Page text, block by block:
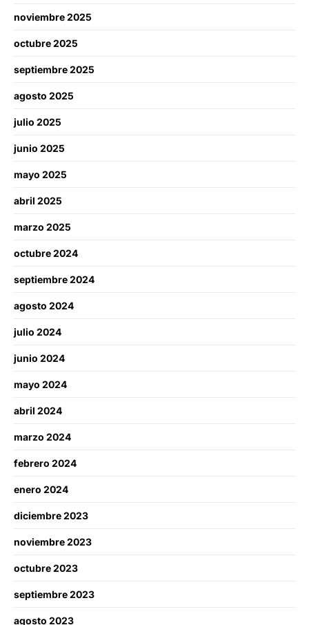
noviembre 2025
octubre 2025
septiembre 2025
agosto 2025
julio 2025
junio 2025
mayo 2025
abril 2025
marzo 2025
octubre 2024
septiembre 2024
agosto 2024
julio 2024
junio 2024
mayo 2024
abril 2024
marzo 2024
febrero 2024
enero 2024
diciembre 2023
noviembre 2023
octubre 2023
septiembre 2023
agosto 2023